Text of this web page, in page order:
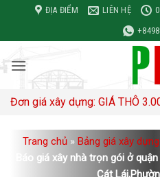
nội
dung
ĐỊA ĐIỂM LIÊN HỆ
GIÁ THÔ 3.000.000–
Trang chủ » Bảng giá xây dựng
Báo giá xây nhà trọn gói ở
Cát